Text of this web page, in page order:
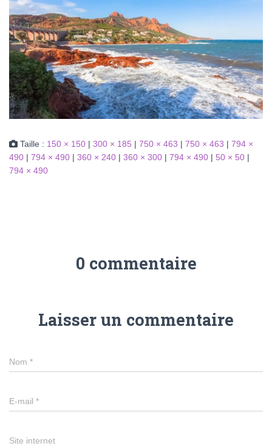
Taille : 150 × 150 | 300 × 185 | 750 × 463 | 750 × 463 | 794 ×
490 | 794 × 490 | 360 × 240 | 360 × 300 | 794 × 490 | 50 × 50 |
794 × 490
0 commentaire
Laisser un commentaire
Nom *
E-mail *
Site internet